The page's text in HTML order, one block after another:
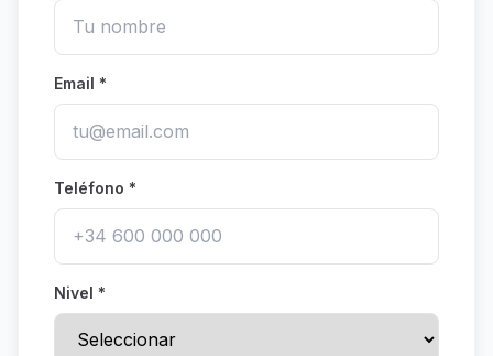
Email *
Teléfono *
Nivel *